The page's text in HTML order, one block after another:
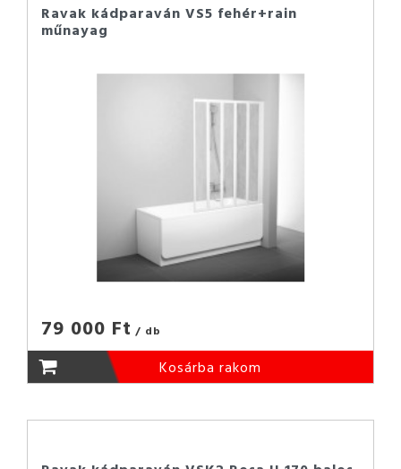
Ravak kádparaván VS5 fehér+rain
műnayag
79 000 Ft / db
Kosárba rakom